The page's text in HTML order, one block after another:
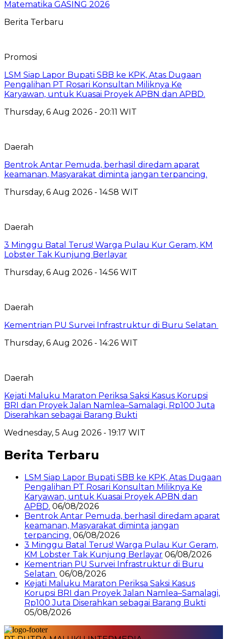
Matematika GASING 2026
Berita Terbaru
Promosi
LSM Siap Lapor Bupati SBB ke KPK, Atas Dugaan
Pengalihan PT Rosari Konsultan Miliknya Ke
Karyawan, untuk Kuasai Proyek APBN dan APBD.
Thursday, 6 Aug 2026 - 20:11 WIT
Daerah
Bentrok Antar Pemuda, berhasil diredam aparat
keamanan, Masyarakat diminta jangan terpancing.
Thursday, 6 Aug 2026 - 14:58 WIT
Daerah
3 Minggu Batal Terus! Warga Pulau Kur Geram, KM
Lobster Tak Kunjung Berlayar
Thursday, 6 Aug 2026 - 14:56 WIT
Daerah
Kementrian PU Survei Infrastruktur di Buru Selatan
Thursday, 6 Aug 2026 - 14:26 WIT
Daerah
Kejati Maluku Maraton Periksa Saksi Kasus Korupsi
BRI dan Proyek Jalan Namlea–Samalagi, Rp100 Juta
Diserahkan sebagai Barang Bukti
Wednesday, 5 Aug 2026 - 19:17 WIT
Berita Terbaru
LSM Siap Lapor Bupati SBB ke KPK, Atas Dugaan
Pengalihan PT Rosari Konsultan Miliknya Ke
Karyawan, untuk Kuasai Proyek APBN dan
APBD. 06/08/2026
Bentrok Antar Pemuda, berhasil diredam aparat
keamanan, Masyarakat diminta jangan
terpancing. 06/08/2026
3 Minggu Batal Terus! Warga Pulau Kur Geram,
KM Lobster Tak Kunjung Berlayar 06/08/2026
Kementrian PU Survei Infrastruktur di Buru
Selatan 06/08/2026
Kejati Maluku Maraton Periksa Saksi Kasus
Korupsi BRI dan Proyek Jalan Namlea–Samalagi,
Rp100 Juta Diserahkan sebagai Barang Bukti
05/08/2026